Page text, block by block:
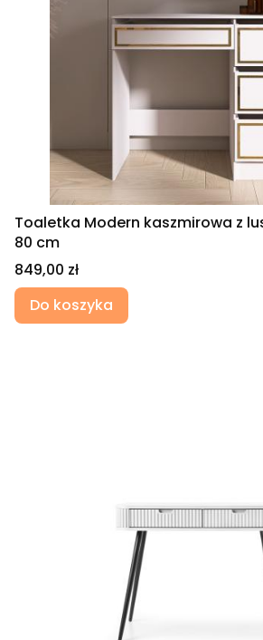
Toaletka Modern kaszmirowa z
80 cm
Cena
849,00 zł
Do koszyka